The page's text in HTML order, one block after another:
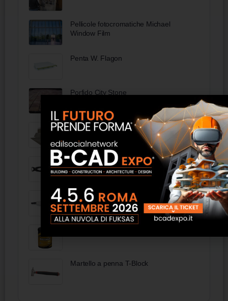
Pellicole fotocromatiche Michael
Window Film
Penta W. Flagon
Porfido City Stone
URSA WOODLITH S
99 00 250 - KNIPEX Tenaglia (pinza
per ferraioli e cementisti) bonderizzata
97 40 10 - KNIPEX Strumento di
cablaggio per LSA-Plus e affini 175 mm
Martello a penna T-Block